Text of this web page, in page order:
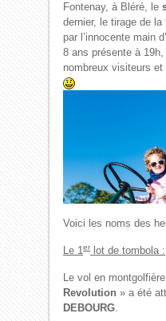
Fontenay, à Bléré, le
dernier, le tirage de
par l’innocente main
8 ans présente à
nombreux visiteurs
Voici les noms des
Le 1 er lot de tombola :
Le vol en
Revolution » a été
DEBOURG